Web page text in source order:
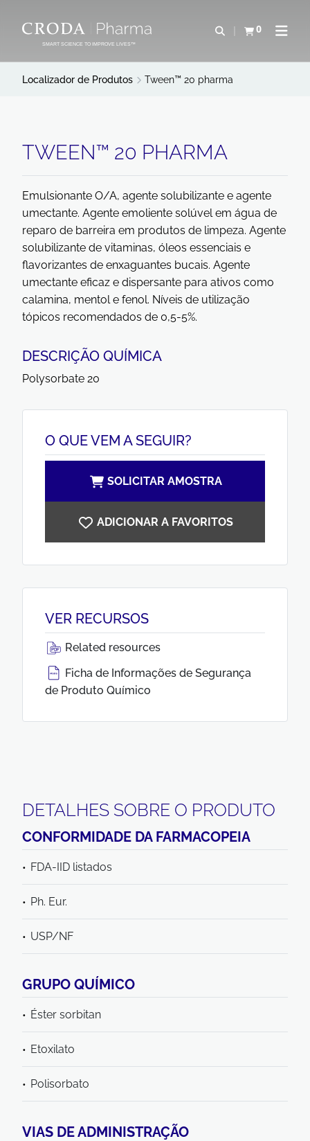
PARA
CONTEÚDO
PARA
MENU
SMART SCIENCE TO IMPROVE LIVES™
Abrir pesquisa
0
Exibir cestaAbrir
Localizador de Produtos Tween™ 20 pharma
TWEEN™ 20 PHARMA
Emulsionante O/A, agente solubilizante e agente
umectante. Agente emoliente solúvel em água de
reparo de barreira em produtos de limpeza. Agente
solubilizante de vitaminas, óleos essenciais e
flavorizantes de enxaguantes bucais. Agente
umectante eficaz e dispersante para ativos como
calamina, mentol e fenol. Níveis de utilização
tópicos recomendados de 0,5-5%.
DESCRIÇÃO QUÍMICA
Polysorbate 20
O QUE VEM A SEGUIR?
SOLICITAR AMOSTRA
ADICIONAR A FAVORITOS
VER RECURSOS
Related resources
Ficha de Informações de Segurança
de Produto Químico
DETALHES SOBRE O PRODUTO
CONFORMIDADE DA FARMACOPEIA
FDA-IID listados
Ph. Eur.
USP/NF
GRUPO QUÍMICO
Éster sorbitan
Etoxilato
Polisorbato
VIAS DE ADMINISTRAÇÃO